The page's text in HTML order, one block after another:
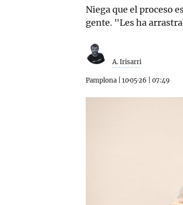
Niega que el proceso
gente. "Les ha
A. Irisarri
Pamplona 10·05·26 07:49